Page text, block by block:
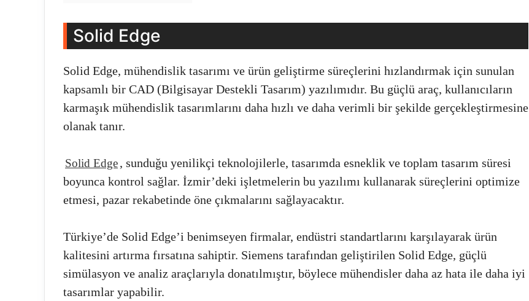
Solid Edge
Solid Edge, mühendislik tasarımı ve ürün geliştirme süreçlerini hızlandırmak için sunulan
kapsamlı bir CAD (Bilgisayar Destekli Tasarım) yazılımıdır. Bu güçlü araç, kullanıcıların
karmaşık mühendislik tasarımlarını daha hızlı ve daha verimli bir şekilde gerçekleştirmesine
olanak tanır.
Solid Edge, sunduğu yenilikçi teknolojilerle, tasarımda esneklik ve toplam tasarım süresi
boyunca kontrol sağlar. İzmir’deki işletmelerin bu yazılımı kullanarak süreçlerini optimize
etmesi, pazar rekabetinde öne çıkmalarını sağlayacaktır.
Türkiye’de Solid Edge’i benimseyen firmalar, endüstri standartlarını karşılayarak ürün
kalitesini artırma fırsatına sahiptir. Siemens tarafından geliştirilen Solid Edge, güçlü
simülasyon ve analiz araçlarıyla donatılmıştır, böylece mühendisler daha az hata ile daha iyi
tasarımlar yapabilir.